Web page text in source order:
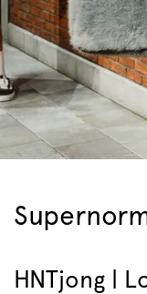
HNTjong |